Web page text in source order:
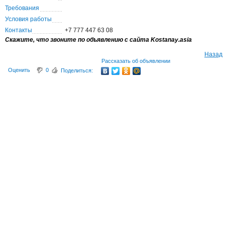
Требования
Условия работы
Контакты
+7 777 447 63 08
Скажите, что звоните по объявлению с сайта Kostanay.asia
Назад
Рассказать об объявлении
Оценить
0 Поделиться: